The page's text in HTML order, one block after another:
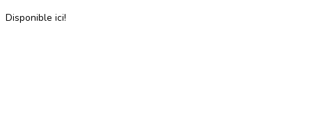
Disponible ici!